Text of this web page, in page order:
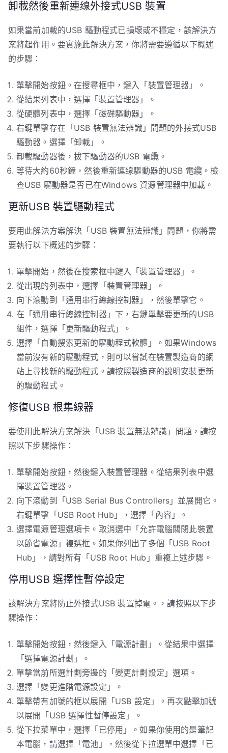
卸載然後重新連缐外接式USB 裝置
如果當前加載的USB 驅動程式已損壞或不穩定，該解決方
案將起作用。要實施此解決方案，你將需要遵循以下概述
的步驟：
單擊開始按鈕。在搜尋框中，鍵入「裝置管理器」。
從結果列表中，選擇「裝置管理器」。
從硬體列表中，選擇「磁碟驅動器」。
右鍵單擊存在「USB 裝置無法辨識」問題的外接式USB
驅動器。選擇「卸載」。
卸載驅動器後，拔下驅動器的USB 電纜。
等待大約60秒鐘，然後重新連缐驅動器的USB 電纜。檢
查USB 驅動器是否已在Windows 資源管理器中加載。
更新USB 裝置驅動程式
要用此解決方案解決「USB 裝置無法辨識」問題，你將需
要執行以下概述的步驟：
單擊開始，然後在搜索框中鍵入「裝置管理器」。
從出現的列表中，選擇「裝置管理器」。
向下滾動到「通用串行總線控制器」，然後單擊它。
在「通用串行總線控制器」下，右鍵單擊要更新的USB
組件，選擇「更新驅動程式」。
選擇「自動搜索更新的驅動程式軟體」。如果Windows
當前沒有新的驅動程式，則可以嘗試在裝置製造商的網
站上尋找新的驅動程式。請按照製造商的說明安裝更新
的驅動程式。
修復USB 根集線器
要使用此解決方案解決「USB 裝置無法辨識」問題，請按
照以下步驟操作：
單擊開始按鈕，然後鍵入裝置管理器。從結果列表中選
擇裝置管理器。
向下滾動到「USB Serial Bus Controllers」並展開它。
右鍵單擊「USB Root Hub」，選擇「內容」。
選擇電源管理選項卡。取消選中「允許電腦關閉此裝置
以節省電源」複選框。如果你列出了多個「USB Root
Hub」，請對所有「USB Root Hub」重複上述步驟。
停用USB 選擇性暫停設定
該解決方案將防止外接式USB 裝置掉電。，請按照以下步
驟操作：
單擊開始按鈕，然後鍵入「電源計劃」。從結果中選擇
「選擇電源計劃」。
單擊當前所選計劃旁邊的「變更計劃設定」選項。
選擇「變更進階電源設定」。
單擊帶有加號的框以展開「USB 設定」。再次點擊加號
以展開「USB 選擇性暫停設定」。
從下拉菜單中，選擇「已停用」。如果你使用的是筆記
本電腦，請選擇「電池」，然後從下拉選單中選擇「已